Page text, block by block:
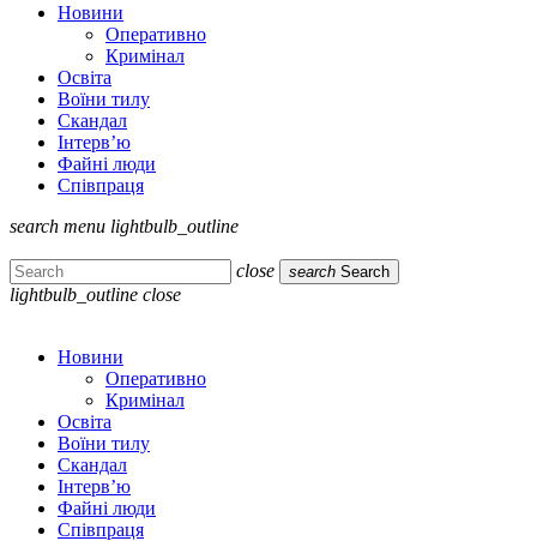
Новини
Оперативно
Кримінал
Освіта
Воїни тилу
Скандал
Інтерв’ю
Файні люди
Співпраця
search menu lightbulb_outline
close search Search
lightbulb_outline close
Новини
Оперативно
Кримінал
Освіта
Воїни тилу
Скандал
Інтерв’ю
Файні люди
Співпраця